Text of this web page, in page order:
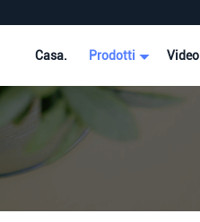
Casa. Prodotti Video